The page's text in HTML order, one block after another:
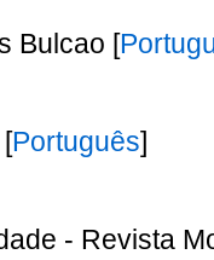
Bulcao [
Português]
- Revista